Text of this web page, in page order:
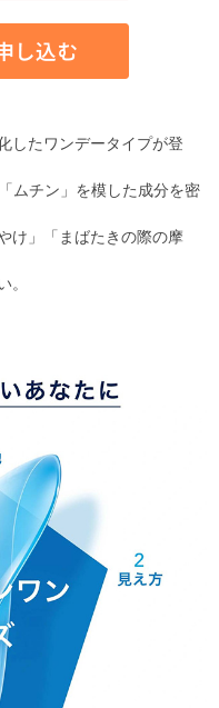
したワンデータイプが登
ムチン」を模した成分を密
け」「まばたきの際の摩
。